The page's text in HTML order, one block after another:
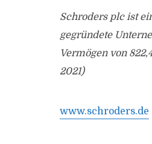
Schroders plc ist
gegründete
Vermögen von
2021)
www.schroders.de